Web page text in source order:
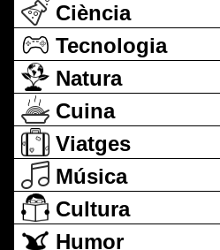
Ciència
Tecnologia
Natura
Cuina
Viatges
Música
Cultura
Humor